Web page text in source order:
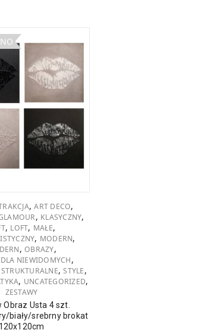
,ART DECO,
, KLASYCZNY,
, LOFT, MAŁE,
, MODERN,
,OBRAZY,
NIEWIDOMYCH,
STRUKTURALNE,STYLE,
, UNCATEGORIZED,
ZESTAWY
Obraz Usta 4 szt.
biały/srebrny brokat
120x120cm